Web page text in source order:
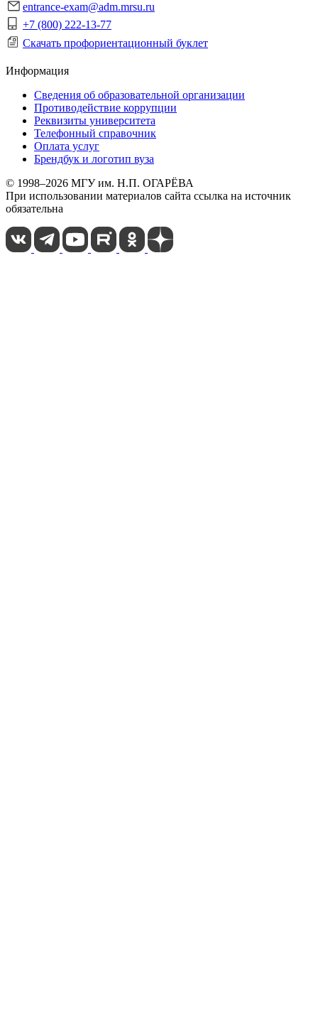
entrance-exam@adm.mrsu.ru
+7 (800) 222-13-77
Скачать профориентационный буклет
Информация
Сведения об образовательной организации
Противодействие коррупции
Реквизиты университета
Телефонный справочник
Оплата услуг
Брендбук и логотип вуза
© 1998–2026 МГУ им. Н.П. ОГАРЁВА
При использовании материалов сайта ссылка на источник
обязательна